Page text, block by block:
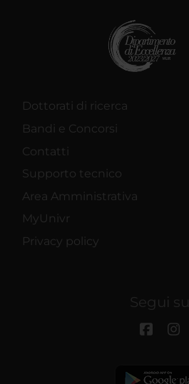
Dottorati di ricerca
Bandi e Concorsi
Contatti
Supporto tecnico
Area Amministrativa
MyUnivr
Privacy policy
Segui su